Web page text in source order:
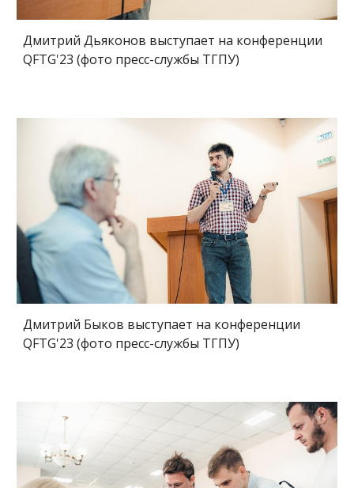
Дмитрий Дьяконов выступает на конференции
QFTG'23 (фото пресс-службы ТГПУ)
Дмитрий Быков выступает на конференции
QFTG'23 (фото пресс-службы ТГПУ)